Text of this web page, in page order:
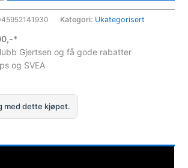
Kategori: Ukategorisert
*
Gjertsen og få gode rabatter
og SVEA
med dette kjøpet.